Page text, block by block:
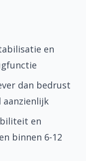
en
dan bedrust
en
binnen 6-12